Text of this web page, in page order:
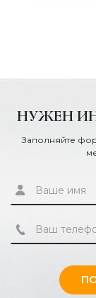
готики —
НУЖЕН
Заполняйте